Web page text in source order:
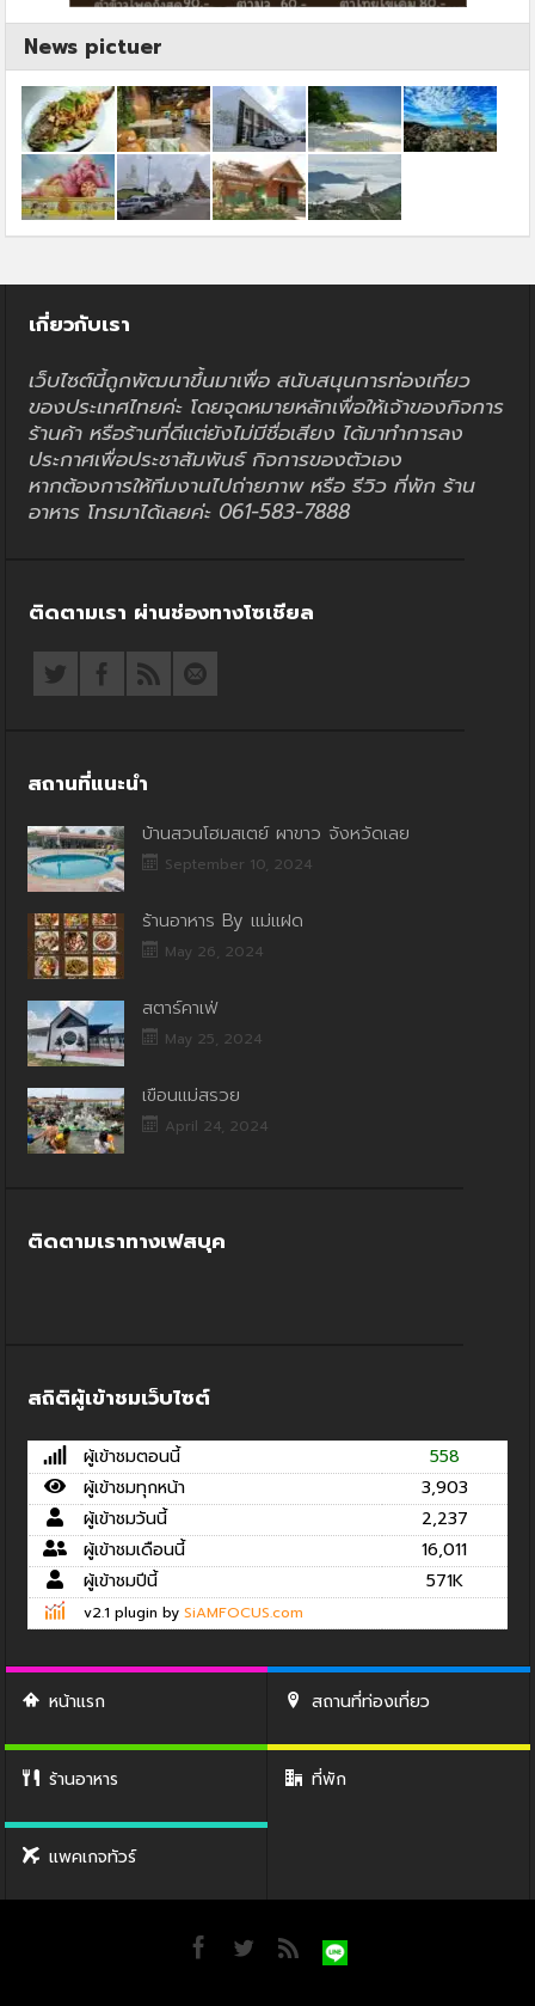
News pictuer
เกี่ยวกับเรา
เว็บไซต์นี้ถูกพัฒนาขึ้นมาเพื่อ สนับสนุนการท่องเที่ยว
ของประเทศไทยค่ะ โดยจุดหมายหลักเพื่อให้เจ้าของกิจการ
ร้านค้า หรือร้านที่ดีแต่ยังไม่มีชื่อเสียง ได้มาทำการลง
ประกาศเพื่อประชาสัมพันธ์ กิจการของตัวเอง
หากต้องการให้ทีมงานไปถ่ายภาพ หรือ รีวิว ที่พัก ร้าน
อาหาร โทรมาได้เลยค่ะ 061-583-7888
ติดตามเรา ผ่านช่องทางโซเชียล
สถานที่แนะนำ
บ้านสวนโฮมสเตย์ ผาขาว จังหวัดเลย
September 10, 2024
ร้านอาหาร By แม่แฝด
May 26, 2024
สตาร์คาเฟ่
May 25, 2024
เขื่อนแม่สรวย
April 24, 2024
ติดตามเราทางเฟสบุค
สถิติผู้เข้าชมเว็บไซต์
ผู้เข้าชมตอนนี้
558
ผู้เข้าชมทุกหน้า
3,903
ผู้เข้าชมวันนี้
2,237
ผู้เข้าชมเดือนนี้
16,011
ผู้เข้าชมปีนี้
571K
v2.1 plugin by SiAMFOCUS.com
หน้าแรก สถานที่ท่องเที่ยว
ร้านอาหาร ที่พัก
แพคเกจทัวร์